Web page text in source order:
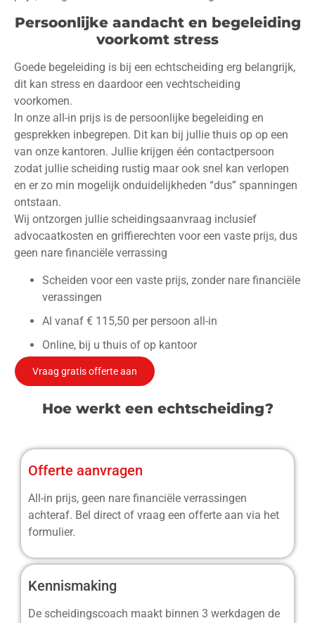
Persoonlijke aandacht en begeleiding
voorkomt stress
Goede begeleiding is bij een echtscheiding erg belangrijk,
dit kan stress en daardoor een vechtscheiding
voorkomen.
In onze all-in prijs is de persoonlijke begeleiding en
gesprekken inbegrepen. Dit kan bij jullie thuis op op een
van onze kantoren. Jullie krijgen één contactpersoon
zodat jullie scheiding rustig maar ook snel kan verlopen
en er zo min mogelijk onduidelijkheden “dus” spanningen
ontstaan.
Wij ontzorgen jullie scheidingsaanvraag inclusief
advocaatkosten en griffierechten voor een vaste prijs, dus
geen nare financiële verrassing
Scheiden voor een vaste prijs, zonder nare financiële
verassingen
Al vanaf € 115,50 per persoon all-in
Online, bij u thuis of op kantoor
Vraag gratis offerte aan
Hoe werkt een echtscheiding?
Offerte aanvragen
All-in prijs, geen nare financiële verrassingen
achteraf. Bel direct of vraag een offerte aan via het
formulier.
Kennismaking
De scheidingscoach maakt binnen 3 werkdagen de